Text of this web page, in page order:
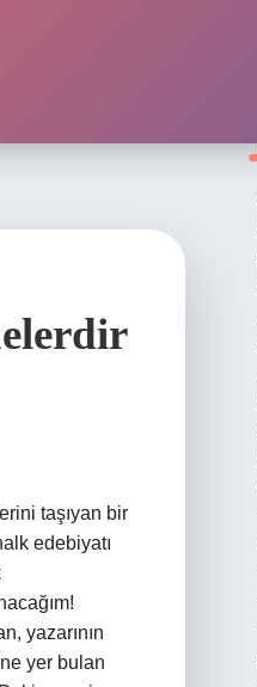
taşıyan bir
edebiyatı
yazarının
yer bulan